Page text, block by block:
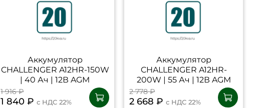
Аккумулятор
CHALLENGER A12HR-150W
| 40 Ач | 12В AGM
1 916 ₽
1 840 ₽с НДС 22%
Аккумулятор
CHALLENGER A12HR-
200W | 55 Ач | 12В AGM
2 778 ₽
2 668 ₽с НДС 22%